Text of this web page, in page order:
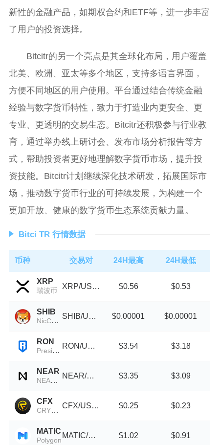
新性的金融产品，如期权合约和ETF等，进一步丰富
了用户的投资选择。
Bitcitr的另一个亮点是其全球化布局，用户覆盖
北美、欧洲、亚太等多个地区，支持多语言界面，
方便不同地区的用户使用。平台通过结合传统金融
经验与数字货币特性，致力于打造业内更安全、更
专业、更透明的交易生态。Bitcitr还积极参与行业教
育，通过举办线上研讨会、发布市场分析报告等方
式，帮助投资者更好地理解数字货币市场，提升投
资技能。Bitcitr计划继续深化技术研发，拓展国际市
场，推动数字货币行业的可持续发展，为构建一个
更加开放、健康的数字货币生态系统贡献力量。
Bitci TR 行情数据
币种 交易对 24H最高 24H最低
XRP
瑞波币
XRP/USDT $0.56 $0.53
SHIB
NicCageWaluigiElmo42069Inu
SHIB/USDT $0.00001 $0.00001
RON
President Ron DeSantis
RON/USDT $3.54 $3.18
NEAR
NEAR Protocol
NEAR/USDT $3.35 $3.09
CFX
CRYPTOFOREX
CFX/USDT $0.25 $0.23
MATIC
Polygon
MATIC/USDT $1.02 $0.91